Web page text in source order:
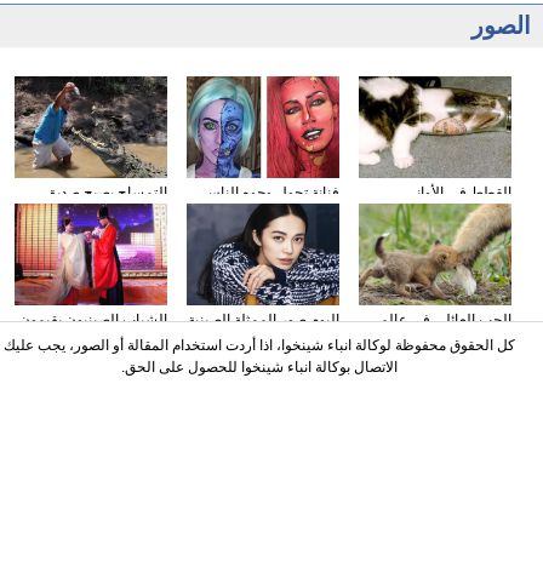
الصور
التمساح يصبح صديق
الناس في كوستا ريكا
فنانة تحول وجوه الناس
إلى الشخصيات الكرتونية
باستخدام الماكياج
القطط في الأواني
الزجاجية
الشباب الصينيون يقيمون
حفل الزفاف وفقا لطريقة
"أسرة هان"
البوم صور الممثلة الصينية
ياو تشن على مجلة
الحب العائلي في عالم
الحيوان
كل الحقوق محفوظة لوكالة انباء شينخوا، اذا أردت استخدام المقالة أو الصور، يجب عليك
الاتصال بوكالة انباء شينخوا للحصول على الحق.